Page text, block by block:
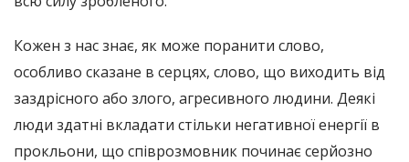
Кожен з нас знає, як може поранити слово,
особливо сказане в серцях, слово, що виходить від
заздрісного або злого, агресивного людини. Деякі
люди здатні вкладати стільки негативної енергії в
прокльони, що співрозмовник починає серйозно